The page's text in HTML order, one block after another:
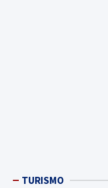
TURISMO